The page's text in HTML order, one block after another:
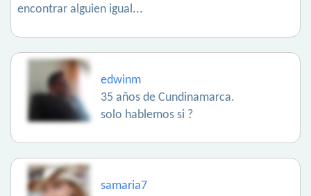
encontrar alguien igual...
edwinm
35 años de Cundinamarca.
solo hablemos si ?
samaria7